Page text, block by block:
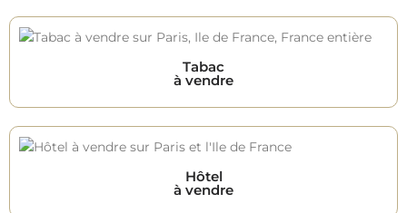
Tabac
à vendre
Hôtel
à vendre